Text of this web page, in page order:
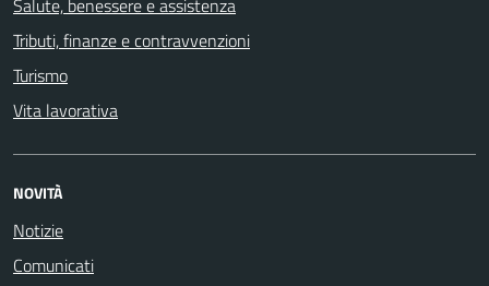
Salute, benessere e assistenza
Tributi, finanze e contravvenzioni
Turismo
Vita lavorativa
NOVITÀ
Notizie
Comunicati